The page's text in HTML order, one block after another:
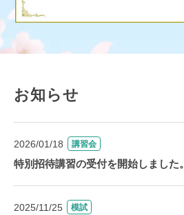
お知らせ
2026/01/18 講習会
特別招待講習の受付を開始しました。
2025/11/25 模試